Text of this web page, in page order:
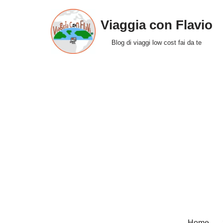
Viaggia con Flavio
Blog di viaggi low cost fai da te